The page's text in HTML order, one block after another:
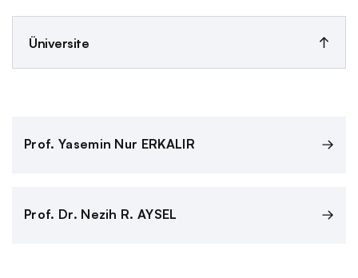
Üniversite
Kurum Tarihi
Prof. Yasemin Nur ERKALIR
Prof. Dr. Nezih R. AYSEL